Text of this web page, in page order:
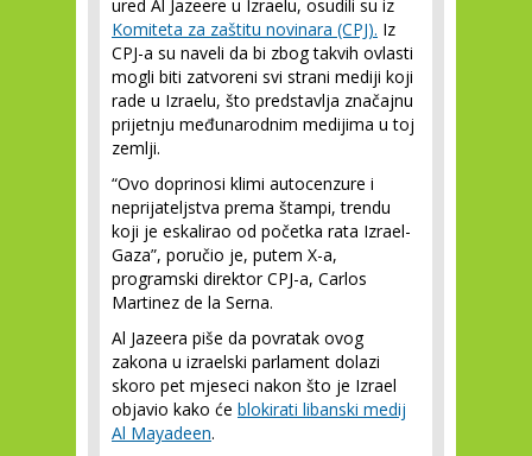
ured Al Jazeere u Izraelu, osudili su iz
Komiteta za zaštitu novinara (CPJ). Iz
CPJ-a su naveli da bi zbog takvih ovlasti
mogli biti zatvoreni svi strani mediji koji
rade u Izraelu, što predstavlja značajnu
prijetnju međunarodnim medijima u toj
zemlji.
“Ovo doprinosi klimi autocenzure i
neprijateljstva prema štampi, trendu
koji je eskalirao od početka rata Izrael-
Gaza”, poručio je, putem X-a,
programski direktor CPJ-a, Carlos
Martinez de la Serna.
Al Jazeera piše da povratak ovog
zakona u izraelski parlament dolazi
skoro pet mjeseci nakon što je Izrael
objavio kako će blokirati libanski medij
Al Mayadeen.